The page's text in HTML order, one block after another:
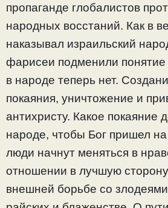
пропаганде глобалистов
народных восстаний. Как в
наказывал израильский
фарисеи подменили понятие
в народе теперь нет.
покаяния, уничтожение и
антихристу. Какое покаяние
народе, чтобы Бог пришел
люди начнут меняться в
отношении в лучшую
внешней борьбе со